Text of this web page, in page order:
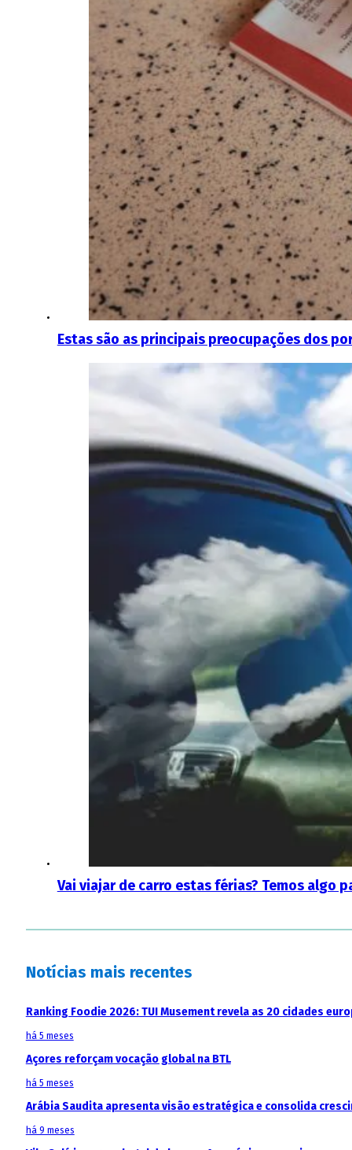
Estas são as principais preocupações dos
Vai viajar de carro estas férias? Temos algo
Notícias mais recentes
Ranking Foodie 2026: TUI Musement revela as 20 cidades
há 5 meses
Açores reforçam vocação global na BTL
há 5 meses
Arábia Saudita apresenta visão estratégica e consolida
há 9 meses